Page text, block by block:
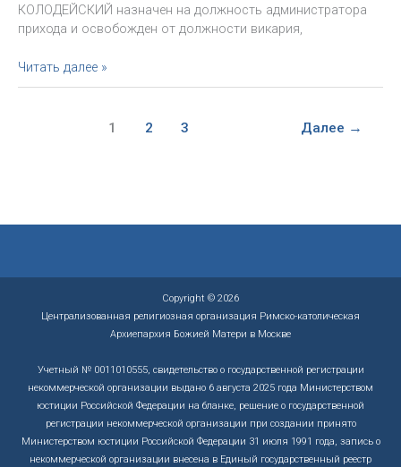
КОЛОДЕЙСКИЙ назначен на должность администратора
прихода и освобожден от должности викария,
Назначен
администратор
Читать далее »
1 2 3 Далее →
Copyright © 2026
Централизованная религиозная организация Римско-католическая
Архиепархия Божией Матери в Москве
Учетный № 0011010555, свидетельство о государственной регистрации
некоммерческой организации выдано 6 августа 2025 года Министерством
юстиции Российской Федерации на бланке, решение о государственной
регистрации некоммерческой организации при создании принято
Министерством юстиции Российской Федерации 31 июля 1991 года, запись о
некоммерческой организации внесена в Единый государственный реестр